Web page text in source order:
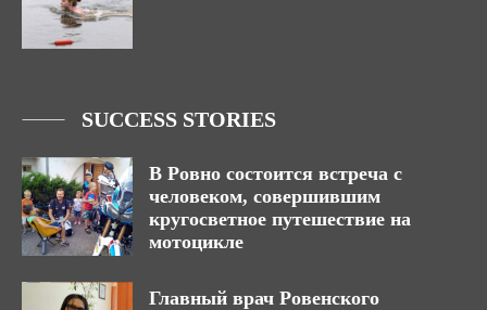
SUCCESS STORIES
В Ровно состоится встреча с
человеком, совершившим
кругосветное путешествие на
мотоцикле
Главный врач Ровенского